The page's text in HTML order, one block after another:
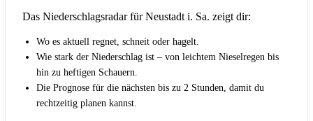
Das Niederschlagsradar für Neustadt i. Sa. zeigt dir:
Wo es aktuell regnet, schneit oder hagelt.
Wie stark der Niederschlag ist – von leichtem Nieselregen bis
hin zu heftigen Schauern.
Die Prognose für die nächsten bis zu 2 Stunden, damit du
rechtzeitig planen kannst.